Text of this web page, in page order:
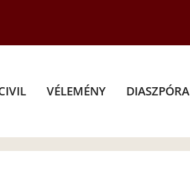
VÉLEMÉNY DIASZPÓRA